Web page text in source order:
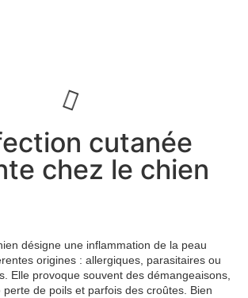
cutanée
chez le chien
désigne une inflammation de la peau
origines : allergiques, parasitaires ou
Elle provoque souvent des démangeaisons,
de poils et parfois des croûtes. Bien